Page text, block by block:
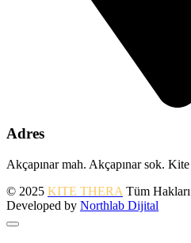
Adres
Akçapınar mah. Akçapınar sok.
© 2025 KITE THERA Tüm Hakları
Developed by Northlab Dijital